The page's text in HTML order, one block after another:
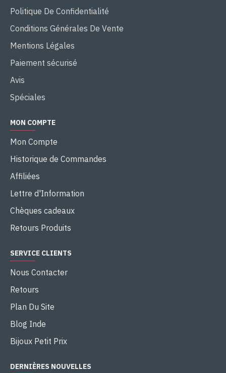
Politique De Confidentialité
Conditions Générales De Vente
Mentions Légales
Paiement sécurisé
Avis
Spéciales
MON COMPTE
Mon Compte
Historique de Commandes
Affiliées
Lettre d'Information
Chèques cadeaux
Retours Produits
SERVICE CLIENTS
Nous Contacter
Retours
Plan Du Site
Blog Inde
Bijoux Petit Prix
DERNIÈRES NOUVELLES